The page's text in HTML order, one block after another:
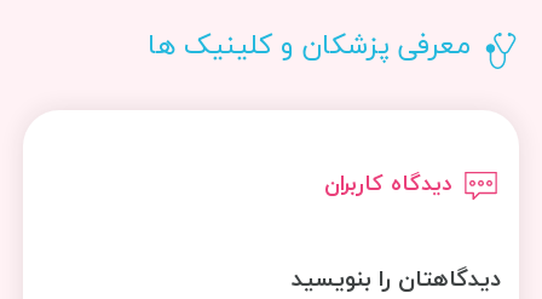
معرفی پزشکان و کلینیک ها
دیدگاه کاربران
دیدگاهتان را بنویسید